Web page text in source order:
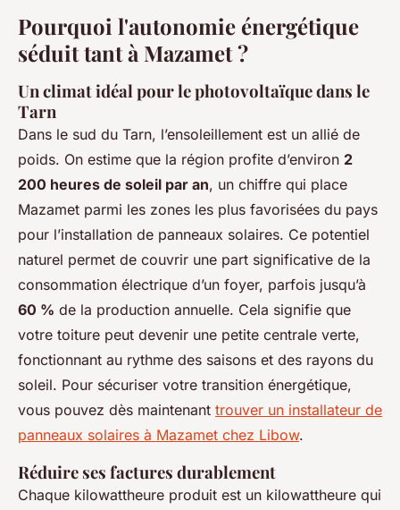
Pourquoi l'autonomie énergétique
séduit tant à Mazamet ?
Un climat idéal pour le photovoltaïque dans le
Tarn
Dans le sud du Tarn, l’ensoleillement est un allié de
poids. On estime que la région profite d’environ 2
200 heures de soleil par an, un chiffre qui place
Mazamet parmi les zones les plus favorisées du pays
pour l’installation de panneaux solaires. Ce potentiel
naturel permet de couvrir une part significative de la
consommation électrique d’un foyer, parfois jusqu’à
60 % de la production annuelle. Cela signifie que
votre toiture peut devenir une petite centrale verte,
fonctionnant au rythme des saisons et des rayons du
soleil. Pour sécuriser votre transition énergétique,
vous pouvez dès maintenant trouver un installateur de
panneaux solaires à Mazamet chez Libow.
Réduire ses factures durablement
Chaque kilowattheure produit est un kilowattheure qui